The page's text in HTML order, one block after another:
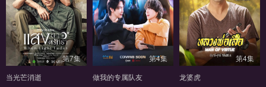
第7集
当光芒消逝
第4集
做我的专属队友
第4集
龙婆虎